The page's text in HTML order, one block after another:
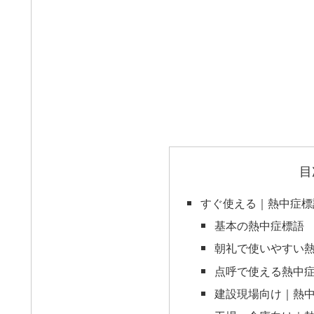
すぐ使える｜熱中症
基本の熱中症標語
朝礼で使いやすい
点呼で使える熱中
建設現場向け｜熱